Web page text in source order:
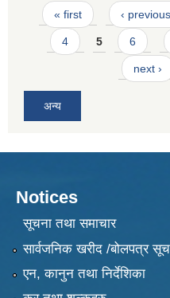
Pages
« first ‹ previous
4 5 6
next ›
अन्य
Notices
सूचना तथा समाचार
सार्वजनिक खरीद /बोलपत्र
एन, कानुन तथा निर्देशिका